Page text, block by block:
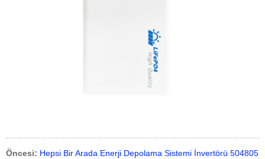
Öncesi: Hepsi Bir Arada Enerji Depolama Sistemi İnvertörü 504805